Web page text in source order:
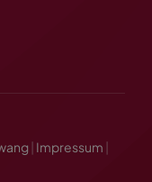
| Impressum |